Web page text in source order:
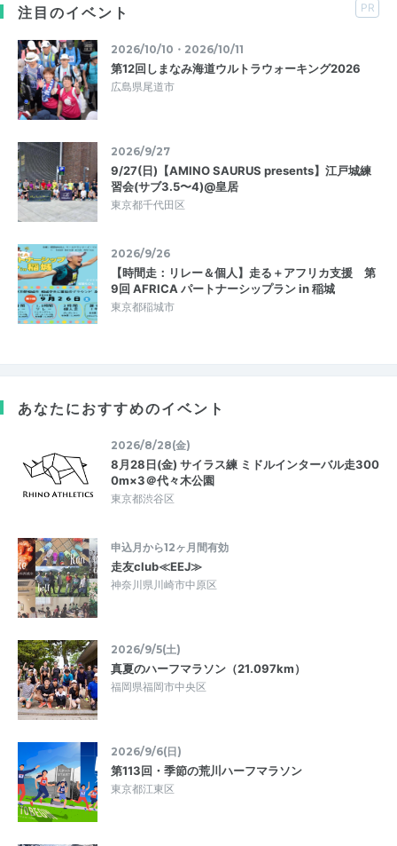
注目のイベント PR
2026/10/10・2026/10/11
第12回しまなみ海道ウルトラウォーキング2026
広島県尾道市
2026/9/27
9/27(日)【AMINO SAURUS presents】江戸城練
習会(サブ3.5〜4)@皇居
東京都千代田区
2026/9/26
【時間走：リレー＆個人】走る＋アフリカ支援 第
9回 AFRICA パートナーシップラン in 稲城
東京都稲城市
あなたにおすすめのイベント
2026/8/28(金)
8月28日(金) サイラス練 ミドルインターバル走300
0m×3＠代々木公園
東京都渋谷区
申込月から12ヶ月間有効
走友club≪EEJ≫
神奈川県川崎市中原区
2026/9/5(土)
真夏のハーフマラソン（21.097km）
福岡県福岡市中央区
2026/9/6(日)
第113回・季節の荒川ハーフマラソン
東京都江東区